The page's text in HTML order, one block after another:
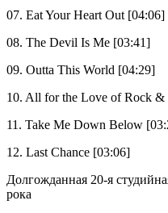
07. Eat Your Heart Out [04:06]
08. The Devil Is Me [03:41]
09. Outta This World [04:29]
10. All for the Love of Rock
11. Take Me Down Below
12. Last Chance [03:06]
Долгожданная 20-я
рока